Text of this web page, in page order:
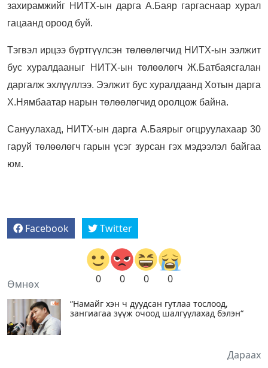
захирамжийг НИТХ-ын дарга А.Баяр гаргаснаар хурал
гацаанд ороод буй.
Тэгвэл ирцээ бүртгүүлсэн төлөөлөгчид НИТХ-ын ээлжит
бус хуралдааныг НИТХ-ын төлөөлөгч Ж.Батбаясгалан
даргалж эхлүүллээ. Ээлжит бус хуралдаанд Хотын дарга
Х.Нямбаатар нарын төлөөлөгчид оролцож байна.
Сануулахад, НИТХ-ын дарга А.Баярыг огцруулахаар 30
гаруй төлөөлөгч гарын үсэг зурсан гэх мэдээлэл байгаа
юм.
Facebook Twitter
0 0 0 0
Өмнөх
“Намайг хэн ч дуудсан гутлаа тослоод,
зангиагаа зүүж очоод шалгуулахад бэлэн“
Дараах